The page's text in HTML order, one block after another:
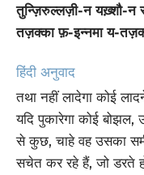
तुन्ज़िरुल्लज़ी-न यख़्शौ-न
तज़क्का फ़-इन्नमा य-
हिंदी अनुवाद
तथा नहीं लादेगा कोई
यदि पुकारेगा कोई
से कुछ, चाहे वह उसका
सचेत कर रहे हैं, जो डरते